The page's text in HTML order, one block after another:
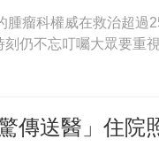
瘤科權威在救治超過
仍不忘叮囑大眾要重
傳送醫」住